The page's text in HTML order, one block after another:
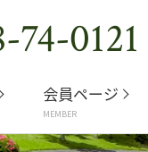
74-0121
会員ページ
MEMBER